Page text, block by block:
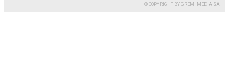
© COPYRIGHT BY GREMI MEDIA SA